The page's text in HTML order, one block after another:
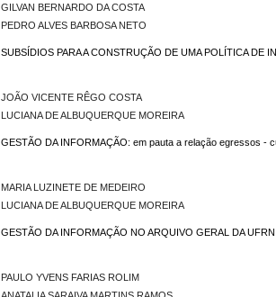
GILVAN BERNARDO DA COSTA
PEDRO ALVES BARBOSA NETO
SUBSÍDIOS PARA A CONSTRUÇÃO DE UMA POLÍTICA DE
JOÃO VICENTE RÊGO COSTA
LUCIANA DE ALBUQUERQUE MOREIRA
GESTÃO DA INFORMAÇÃO: em pauta a relação egressos -
MARIA LUZINETE DE MEDEIRO
LUCIANA DE ALBUQUERQUE MOREIRA
GESTÃO DA INFORMAÇÃO NO ARQUIVO GERAL DA
PAULO YVENS FARIAS ROLIM